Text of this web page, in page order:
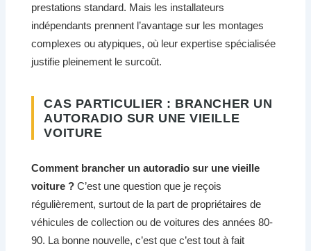
prestations standard. Mais les installateurs
indépendants prennent l’avantage sur les montages
complexes ou atypiques, où leur expertise spécialisée
justifie pleinement le surcoût.
CAS PARTICULIER : BRANCHER UN
AUTORADIO SUR UNE VIEILLE
VOITURE
Comment brancher un autoradio sur une vieille
voiture ? C’est une question que je reçois
régulièrement, surtout de la part de propriétaires de
véhicules de collection ou de voitures des années 80-
90. La bonne nouvelle, c’est que c’est tout à fait